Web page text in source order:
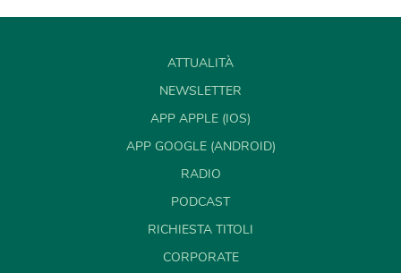
ATTUALITÀ
NEWSLETTER
APP APPLE (IOS)
APP GOOGLE (ANDROID)
RADIO
PODCAST
RICHIESTA TITOLI
CORPORATE